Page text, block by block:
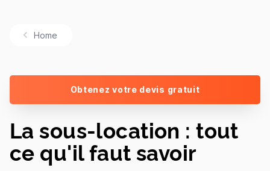
Home
Obtenez votre devis gratuit
La sous-location : tout
ce qu'il faut savoir